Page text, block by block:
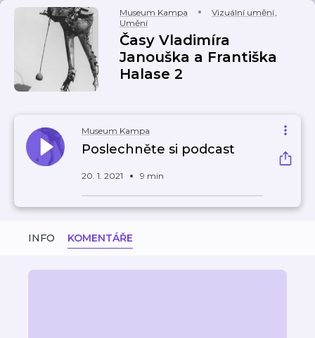
Museum Kampa Vizuální umění,
Umění
Časy Vladimíra
Janouška a Františka
Halase 2
Museum Kampa
Poslechněte si podcast
20. 1. 2021 9 min
INFO KOMENTÁŘE